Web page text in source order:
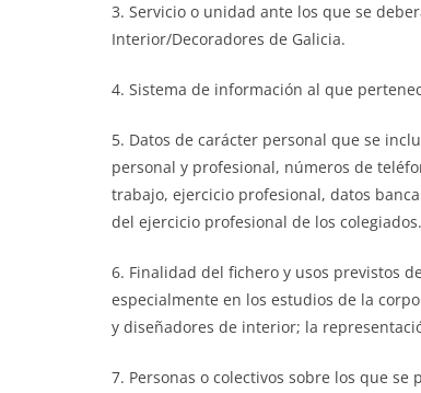
3. Servicio o unidad ante los que se
Interior/Decoradores de Galicia.
4. Sistema de información al que
5. Datos de carácter personal que se
personal y profesional, números de
trabajo, ejercicio profesional, datos
del ejercicio profesional de los colegiados.
6. Finalidad del fichero y usos previstos
especialmente en los estudios de la
y diseñadores de interior; la
7. Personas o colectivos sobre los que